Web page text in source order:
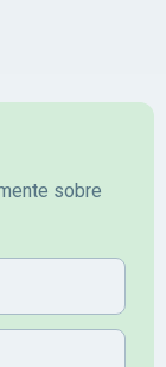
sobre